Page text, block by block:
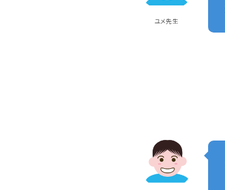
ユメ先生